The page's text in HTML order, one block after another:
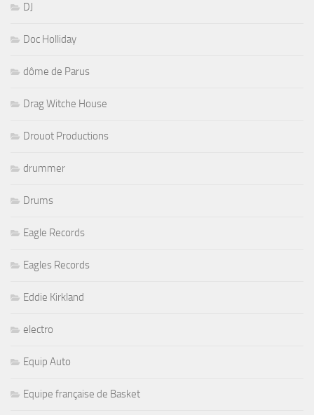
DJ
Doc Holliday
dôme de Parus
Drag Witche House
Drouot Productions
drummer
Drums
Eagle Records
Eagles Records
Eddie Kirkland
electro
Equip Auto
Equipe française de Basket